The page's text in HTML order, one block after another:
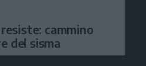
cammino
del sisma